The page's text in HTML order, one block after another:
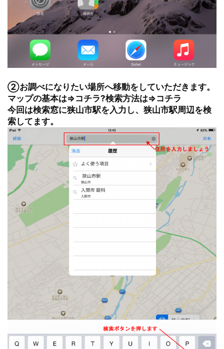
②お調べになりたい場所へ移動をしていただきます。
マップの基本は⇒コチラ?検索方法は⇒コチラ
今回は検索窓に狭山市駅を入力し、狭山市駅周辺を検
索してます。